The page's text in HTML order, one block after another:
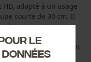
adapté à un usage
courte de 30 cm. Il
à essence et
performances.
convainc par son
silicium. Les chaînes
le